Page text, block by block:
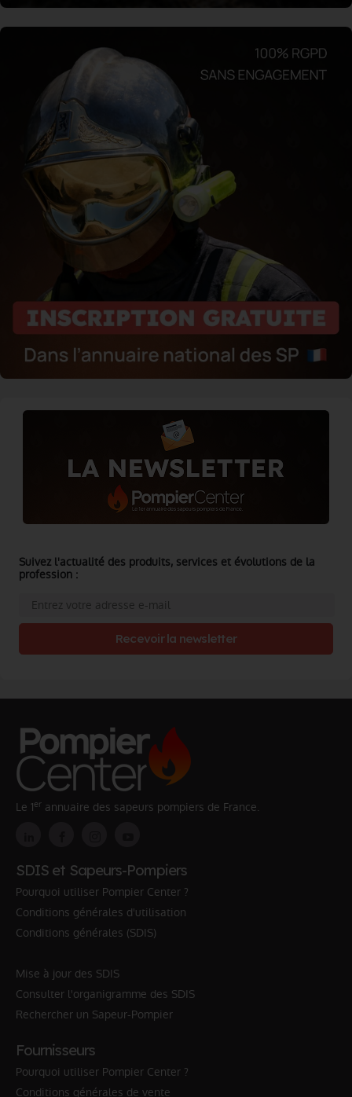
Suivez l'actualité des produits, services et évolutions de la
profession :
Recevoir la newsletter
Le 1er annuaire des sapeurs pompiers de France.
SDIS et Sapeurs-Pompiers
Pourquoi utiliser Pompier Center ?
Conditions générales d'utilisation
Conditions générales (SDIS)
Mise à jour des SDIS
Consulter l'organigramme des SDIS
Rechercher un Sapeur-Pompier
Fournisseurs
Pourquoi utiliser Pompier Center ?
Conditions générales de vente